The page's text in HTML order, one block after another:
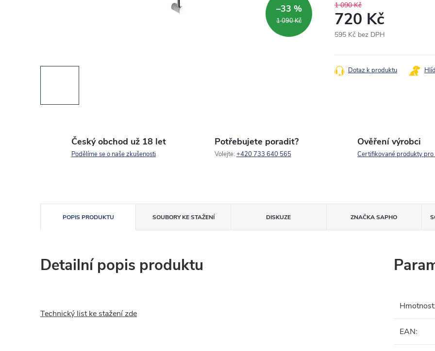
1 090 Kč
–33 % 1 090 Kč
720 Kč
595 Kč bez DPH
cena:
Dotaz k produktu
Český obchod už 18 let
Podělíme se o naše zkušenosti
Potřebujete poradit?
Volejte: +420 733 640 565
Ověření výrobci
Certifikované produkty pro
POPIS PRODUKTU SOUBORY KE STAŽENÍ DISKUZE ZNAČKASAPHO
Detailní popis produktu
Technický list ke stažení zde
Hmotnost:
EAN: